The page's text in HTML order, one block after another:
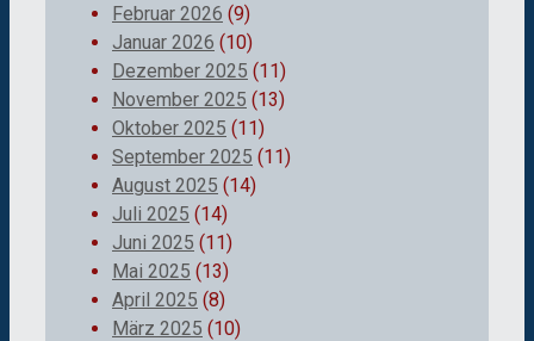
Februar 2026 (9)
Januar 2026 (10)
Dezember 2025 (11)
November 2025 (13)
Oktober 2025 (11)
September 2025 (11)
August 2025 (14)
Juli 2025 (14)
Juni 2025 (11)
Mai 2025 (13)
April 2025 (8)
März 2025 (10)